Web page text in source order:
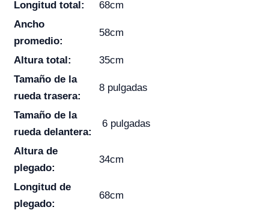
Longitud total:
68cm
Ancho
promedio:
58cm
Altura total:
35cm
Tamaño de la
rueda trasera:
8 pulgadas
Tamaño de la
rueda delantera:
6 pulgadas
Altura de
plegado:
34cm
Longitud de
plegado:
68cm